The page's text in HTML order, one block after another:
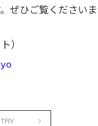
ぜひご覧くださいま
）